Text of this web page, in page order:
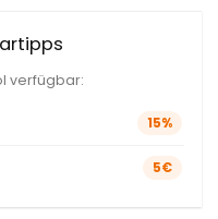
verfügbar:
15%
5€